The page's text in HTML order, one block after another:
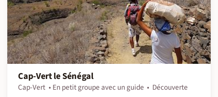
Cap-Vert le Sénégal
Cap-Vert En petit groupe avec un guide
Découverte